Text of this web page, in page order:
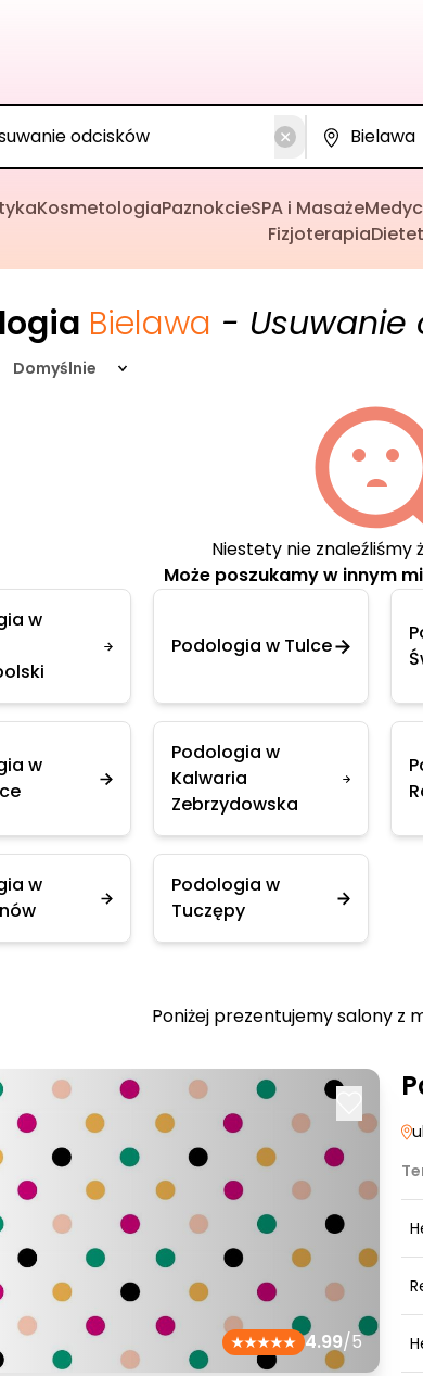
KosmetologiaPaznokcieSPA i Masaże
Fizjoterapia
Bielawa - Usuwanie
Domyślnie
Niestety nie znaleźliśmy
Może poszukamy w innym
w
Podologia w Tulce
w
Podologia w
Kalwaria
Zebrzydowska
w
Podologia w
Tuczępy
Poniżej prezentujemy salony z
4.99/5